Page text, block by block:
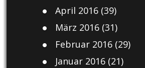
April 2016(39)
März 2016(31)
Februar 2016(29)
Januar 2016(21)